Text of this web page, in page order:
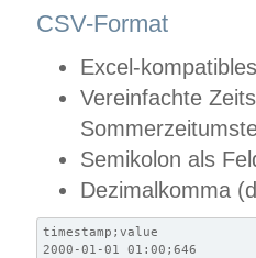
CSV-Format
Excel-
Vereinfachte
Semikolon als
Dezimalkomma
timestamp;value
2000-01-01 01:00;646